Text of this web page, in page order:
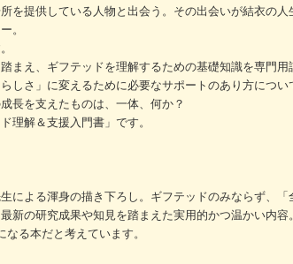
を提供している人物と出会う。その出会いが結衣の人
。
まえ、ギフテッドを理解するための基礎知識を専門用
しさ」に変えるために必要なサポートのあり方につい
長を支えたものは、一体、何か？
理解＆支援入門書」です。
による渾身の描き下ろし。ギフテッドのみならず、
新の研究成果や知見を踏まえた実用的かつ温かい内
る本だと考えています。